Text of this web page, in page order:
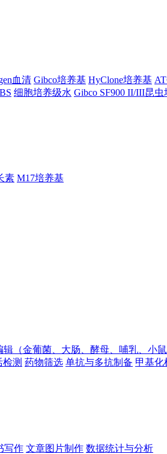
血清 Gibco培养基 HyClone培养基
细胞培养级水 Gibco SF900 II/III昆
素 M17培养基
辑（金葡菌、大肠、酵母、哺乳、小
检测 药物筛选 单抗与多抗制备 甲基化
写作 文章图片制作 数据统计与分析